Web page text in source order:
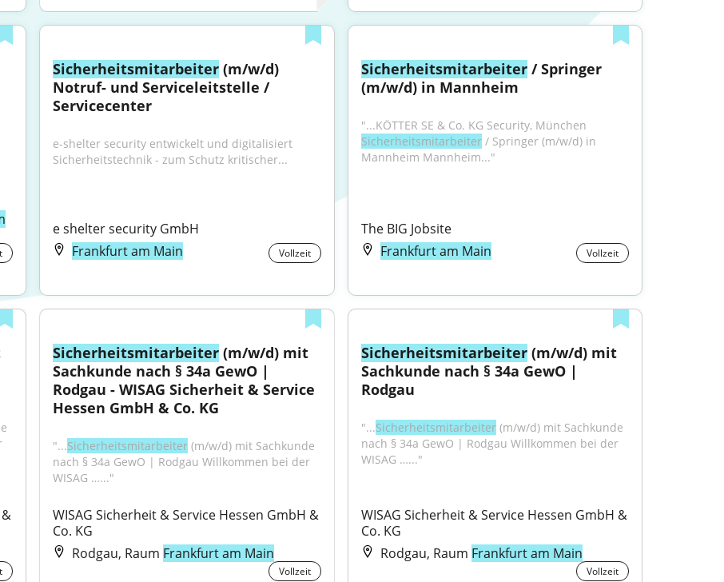
Sicherheitsmitarbeiter (m/w/d)
Notruf- und Serviceleitstelle /
Servicecenter
e-shelter security entwickelt und digitalisiert
Sicherheitstechnik - zum Schutz kritischer...
e shelter security GmbH
Frankfurt am Main
Vollzeit
Sicherheitsmitarbeiter / Springer
(m/w/d) in Mannheim
Sicherheitsmitarbeiter / Springer (m/w/d) in
Mannheim Mannheim..."
The BIG Jobsite
Frankfurt am Main
Vollzeit
Sicherheitsmitarbeiter (m/w/d) mit
Sachkunde nach § 34a GewO |
Rodgau - WISAG Sicherheit & Service
Hessen GmbH & Co. KG
"...Sicherheitsmitarbeiter (m/w/d) mit Sachkunde
nach § 34a GewO | Rodgau Willkommen bei der
WISAG …..."
WISAG Sicherheit & Service Hessen GmbH &
Co. KG
Rodgau, Raum Frankfurt am Main
Vollzeit
Sicherheitsmitarbeiter (m/w/d) mit
Sachkunde nach § 34a GewO |
Rodgau
"...Sicherheitsmitarbeiter (m/w/d) mit Sachkunde
nach § 34a GewO | Rodgau Willkommen bei der
WISAG …..."
WISAG Sicherheit & Service Hessen GmbH &
Co. KG
Rodgau, Raum Frankfurt am Main
Vollzeit